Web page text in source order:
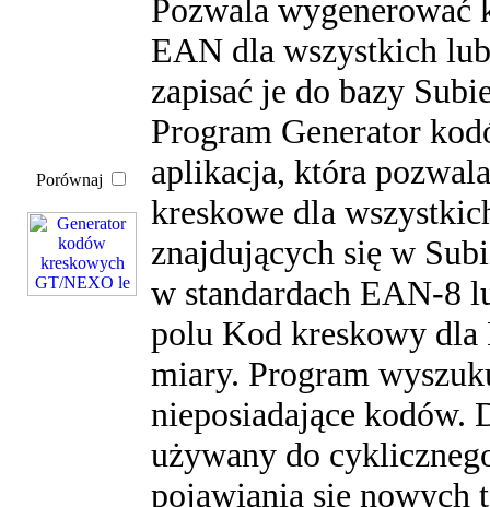
Porównaj
Pozwala wygenerować
EAN dla wszystkich
zapisać je do bazy
Program Generator
aplikacja, która
kreskowe dla
znajdujących się w
w standardach EAN-8
polu Kod kreskowy dla
miary. Program
nieposiadające kodów.
używany do
pojawiania się